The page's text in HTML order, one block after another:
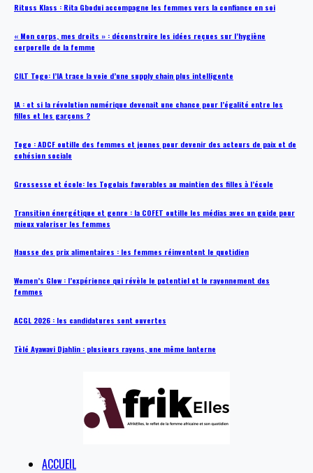
Rituss Klass : Rita Gbodui accompagne les femmes vers la confiance en soi
« Mon corps, mes droits » : déconstruire les idées reçues sur l’hygiène
corporelle de la femme
CILT Togo: l’IA trace la voie d’une supply chain plus intelligente
IA : et si la révolution numérique devenait une chance pour l’égalité entre les
filles et les garçons ?
Togo : ADCF outille des femmes et jeunes pour devenir des acteurs de paix et de
cohésion sociale
Grossesse et école: les Togolais favorables au maintien des filles à l’école
Transition énergétique et genre : la COFET outille les médias avec un guide pour
mieux valoriser les femmes
Hausse des prix alimentaires : les femmes réinventent le quotidien
Women’s Glow : l’expérience qui révèle le potentiel et le rayonnement des
femmes
ACGL 2026 : les candidatures sont ouvertes
Tèlé Ayawavi Djahlin : plusieurs rayons, une même lanterne
ACCUEIL